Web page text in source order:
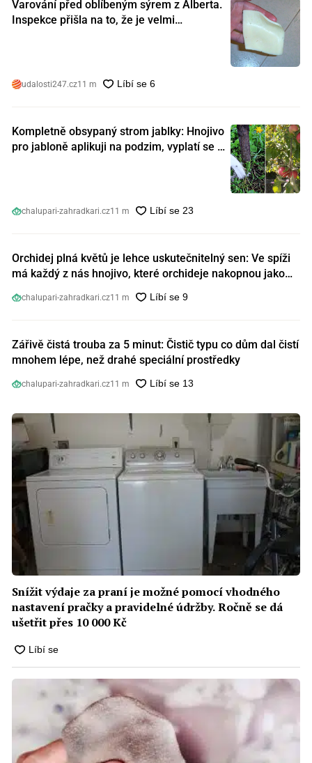
Varování před oblíbeným sýrem z Alberta.
Inspekce přišla na to, že je velmi
udalosti247.cz11 m
Kompletně obsypaný strom jablky: Hnojivo
pro jabloně aplikuji na podzim, vyplatí se s
chalupari-zahradkari.cz11 m
Orchidej plná květů je lehce uskutečnitelný sen: Ve spíži
má každý z nás hnojivo, které orchideje nakopnou jako
chalupari-zahradkari.cz11 m
Zářivě čistá trouba za 5 minut: Čistič typu co dům dal čistí
mnohem lépe, než drahé speciální prostředky
chalupari-zahradkari.cz11 m
Snížit výdaje za praní je možné pomocí vhodného
nastavení pračky a pravidelné údržby. Ročně se dá
ušetřit přes 10 000 Kč